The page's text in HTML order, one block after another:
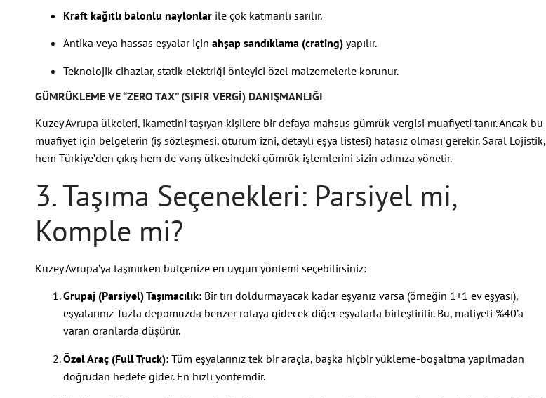
Kraft kağıtlı balonlu naylonlar ile çok katmanlı sarılır.
Antika veya hassas eşyalar için ahşap sandıklama (crating) yapılır.
Teknolojik cihazlar, statik elektriği önleyici özel malzemelerle korunur.
GÜMRÜKLEME VE “ZERO TAX” (SIFIR VERGI) DANIŞMANLIĞI
Kuzey Avrupa ülkeleri, ikametini taşıyan kişilere bir defaya mahsus gümrük vergisi muafiyeti tanır. Ancak bu
muafiyet için belgelerin (iş sözleşmesi, oturum izni, detaylı eşya listesi) hatasız olması gerekir. Saral Lojistik,
hem Türkiye’den çıkış hem de varış ülkesindeki gümrük işlemlerini sizin adınıza yönetir.
3. Taşıma Seçenekleri: Parsiyel mi,
Komple mi?
Kuzey Avrupa’ya taşınırken bütçenize en uygun yöntemi seçebilirsiniz:
Grupaj (Parsiyel) Taşımacılık: Bir tırı doldurmayacak kadar eşyanız varsa (örneğin 1+1 ev eşyası),
eşyalarınız Tuzla depomuzda benzer rotaya gidecek diğer eşyalarla birleştirilir. Bu, maliyeti %40’a
varan oranlarda düşürür.
Özel Araç (Full Truck): Tüm eşyalarınız tek bir araçla, başka hiçbir yükleme-boşaltma yapılmadan
doğrudan hedefe gider. En hızlı yöntemdir.